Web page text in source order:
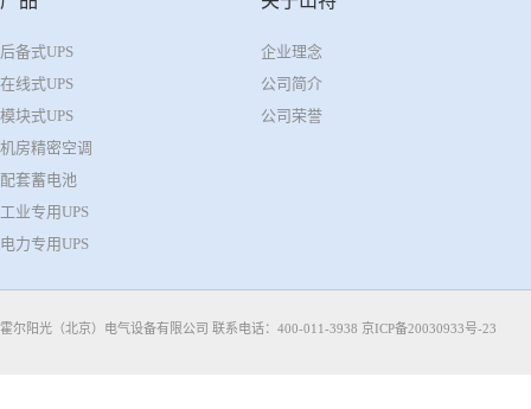
后备式UPS
在线式UPS
模块式UPS
机房精密空调
配套蓄电池
工业专用UPS
电力专用UPS
企业理念
公司简介
公司荣誉
霍尔阳光（北京）电气设备有限公司 联系电话：400-011-3938 京ICP备20030933号-23